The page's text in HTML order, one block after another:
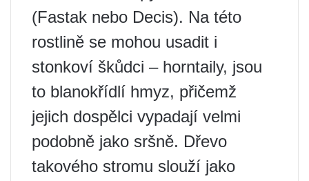
(Fastak nebo Decis). Na této
rostlině se mohou usadit i
stonkoví škůdci – horntaily, jsou
to blanokřídlí hmyz, přičemž
jejich dospělci vypadají velmi
podobně jako sršně. Dřevo
takového stromu slouží jako